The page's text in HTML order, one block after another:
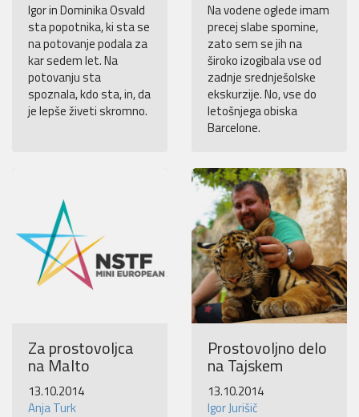
Igor in Dominika Osvald
sta popotnika, ki sta se
na potovanje podala za
kar sedem let. Na
potovanju sta
spoznala, kdo sta, in, da
je lepše živeti skromno.
Na vodene oglede imam
precej slabe spomine,
zato sem se jih na
široko izogibala vse od
zadnje srednješolske
ekskurzije. No, vse do
letošnjega obiska
Barcelone.
Za prostovoljca
na Malto
13.10.2014
Anja Turk
Prostovoljno delo
na Tajskem
13.10.2014
Igor Jurišič